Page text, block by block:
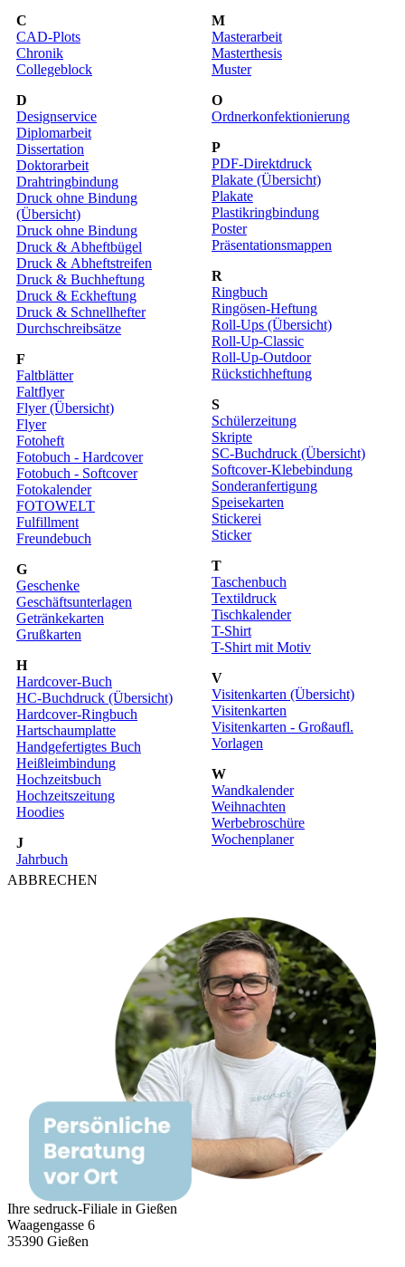
C
CAD-Plots
Chronik
Collegeblock
D
Designservice
Diplomarbeit
Dissertation
Doktorarbeit
Drahtringbindung
Druck ohne Bindung
(Übersicht)
Druck ohne Bindung
Druck & Abheftbügel
Druck & Abheftstreifen
Druck & Buchheftung
Druck & Eckheftung
Druck & Schnellhefter
Durchschreibsätze
F
Faltblätter
Faltflyer
Flyer (Übersicht)
Flyer
Fotoheft
Fotobuch - Hardcover
Fotobuch - Softcover
Fotokalender
FOTOWELT
Fulfillment
Freundebuch
G
Geschenke
Geschäftsunterlagen
Getränkekarten
Grußkarten
H
Hardcover-Buch
HC-Buchdruck (Übersicht)
Hardcover-Ringbuch
Hartschaumplatte
Handgefertigtes Buch
Heißleimbindung
Hochzeitsbuch
Hochzeitszeitung
Hoodies
J
Jahrbuch
M
Masterarbeit
Masterthesis
Muster
O
Ordnerkonfektionierung
P
PDF-Direktdruck
Plakate (Übersicht)
Plakate
Plastikringbindung
Poster
Präsentationsmappen
R
Ringbuch
Ringösen-Heftung
Roll-Ups (Übersicht)
Roll-Up-Classic
Roll-Up-Outdoor
Rückstichheftung
S
Schülerzeitung
Skripte
SC-Buchdruck (Übersicht)
Softcover-Klebebindung
Sonderanfertigung
Speisekarten
Stickerei
Sticker
T
Taschenbuch
Textildruck
Tischkalender
T-Shirt
T-Shirt mit Motiv
V
Visitenkarten (Übersicht)
Visitenkarten
Visitenkarten - Großaufl.
Vorlagen
W
Wandkalender
Weihnachten
Werbebroschüre
Wochenplaner
ABBRECHEN
Ihre sedruck-Filiale in Gießen
Waagengasse 6
35390 Gießen